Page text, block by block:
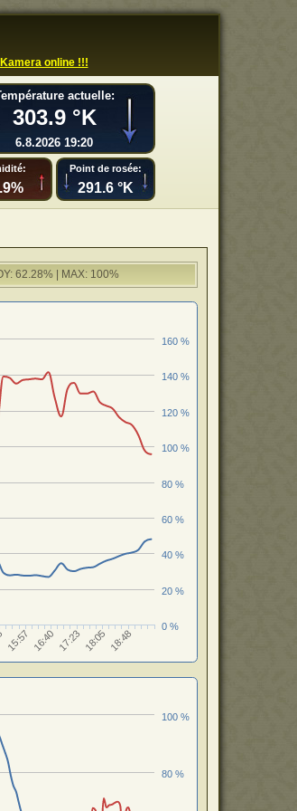
online !!!
actuelle:
303.9 °K
6.8.2026 19:20
Point de rosée:
291.6 °K
62.28% | MAX: 100%
15:57 16:40 17:23 18:05 18:48
0 %
20 %
40 %
60 %
80 %
100 %
120 %
140 %
160 %
80 %
100 %